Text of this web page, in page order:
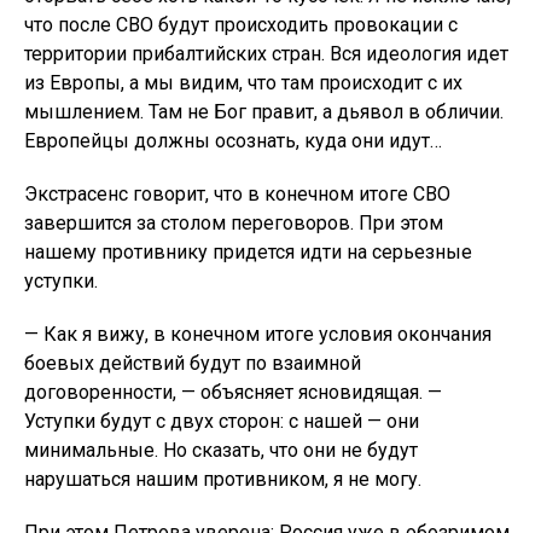
что после СВО будут происходить провокации с
территории прибалтийских стран. Вся идеология идет
из Европы, а мы видим, что там происходит с их
мышлением. Там не Бог правит, а дьявол в обличии.
Европейцы должны осознать, куда они идут…
Экстрасенс говорит, что в конечном итоге СВО
завершится за столом переговоров. При этом
нашему противнику придется идти на серьезные
уступки.
— Как я вижу, в конечном итоге условия окончания
боевых действий будут по взаимной
договоренности, — объясняет ясновидящая. —
Уступки будут с двух сторон: с нашей — они
минимальные. Но сказать, что они не будут
нарушаться нашим противником, я не могу.